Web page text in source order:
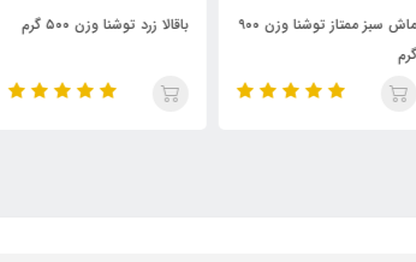
ماش سبز ممتاز توشنا وزن ۹۰۰
باقالا زرد توشنا وزن ۵۰۰ گرم